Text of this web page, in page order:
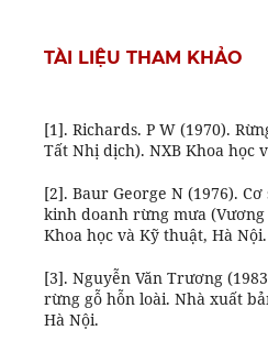
TÀI LIỆU THAM KHẢO
[1]. Richards. P W (1970).
Tất Nhị dịch). NXB Khoa học
[2]. Baur George N (1976).
kinh doanh rừng mưa
Khoa học và Kỹ thuật, Hà Nội.
[3]. Nguyễn Văn Trương
rừng gỗ hỗn loài. Nhà xuất
Hà Nội.